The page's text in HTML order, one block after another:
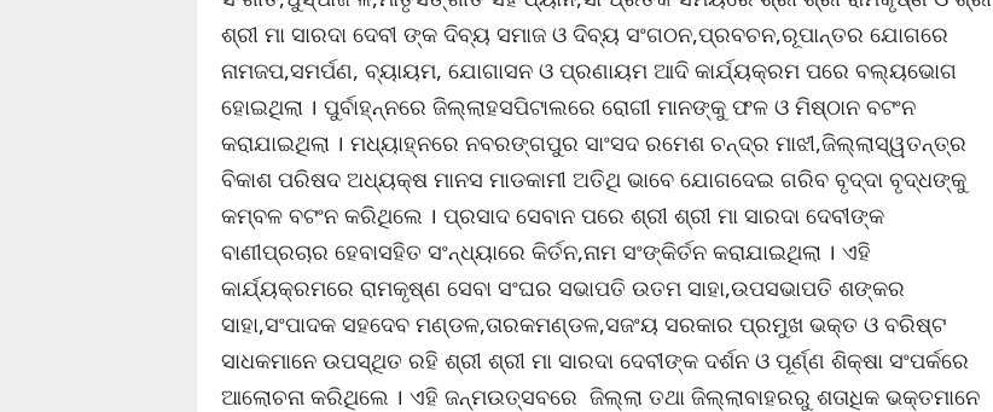
ଶ୍ରୀ ମା ସାରଦା ଦେବୀ ଙ୍କ ଦିବ୍ୟ ସମାଜ ଓ ଦିବ୍ୟ ସଂଗଠନ,ପ୍ରବଚନ,ରୂପାନ୍ତର ଯୋଗରେ
ନାମଜପ,ସମର୍ପଣ, ବ୍ୟାୟମ, ଯୋଗାସନ ଓ ପ୍ରଣାୟମ ଆଦି କାର୍ଯ୍ୟକ୍ରମ ପରେ ବଲ୍ୟଭୋଗ
ହୋଇଥିଲା । ପୁର୍ବାହ୍ନ୍ନରେ ଜିଲ୍ଲାହସପିଟାଲରେ ରୋଗୀ ମାନଙ୍କୁ ଫଳ ଓ ମିଷ୍ଠାନ ବଟଂନ
କରାଯାଇଥିଲା । ମଧ୍ୟାହ୍ନରେ ନବରଙ୍ଗପୁର ସାଂସଦ ରମେଶ ଚନ୍ଦ୍ର ମାଝୀ,ଜିଲ୍ଲାସ୍ୱତନ୍ତ୍ର
ବିକାଶ ପରିଷଦ ଅଧ୍ୟକ୍ଷ ମାନସ ମାଡକାମୀ ଅତିଥି ଭାବେ ଯୋଗଦେଇ ଗରିବ ବୃଦ୍ଦା ବୃଦ୍ଧଙ୍କୁ
କମ୍ବଳ ବଟଂନ କରିଥିଲେ । ପ୍ରସାଦ ସେବାନ ପରେ ଶ୍ରୀ ଶ୍ରୀ ମା ସାରଦା ଦେବୀଙ୍କ
ବାଣୀପ୍ରଚାର ହେବାସହିତ ସଂନ୍ଧ୍ୟାରେ କିର୍ତନ,ନାମ ସଂଙ୍କିର୍ତନ କରାଯାଇଥିଲା । ଏହି
କାର୍ଯ୍ୟକ୍ରମରେ ରାମକୃଷ୍ଣ ସେବା ସଂଘର ସଭାପତି ଉତମ ସାହା,ଉପସଭାପତି ଶଙ୍କର
ସାହା,ସଂପାଦକ ସହଦେବ ମଣ୍ଡଳ,ତାରକମଣ୍ଡଳ,ସଜଂୟ ସରକାର ପ୍ରମୁଖ ଭକ୍ତ ଓ ବରିଷ୍ଟ
ସାଧକମାନେ ଉପସ୍ଥିତ ରହି ଶ୍ରୀ ଶ୍ରୀ ମା ସାରଦା ଦେବୀଙ୍କ ଦର୍ଶନ ଓ ପୂର୍ଣ୍ଣ ଶିକ୍ଷା ସଂପର୍କରେ
ଆଲୋଚନା କରିଥିଲେ । ଏହି ଜନ୍ମଉତ୍ସବରେ ଜିଲ୍ଲା ତଥା ଜିଲ୍ଲାବାହରରୁ ଶତାଧିକ ଭକ୍ତମାନେ